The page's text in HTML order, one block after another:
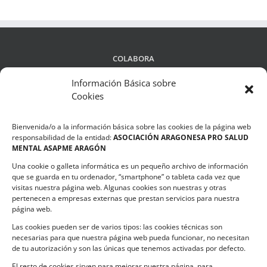
Información Básica sobre
Cookies
Bienvenida/o a la información básica sobre las cookies de la página web
responsabilidad de la entidad:ASOCIACIÓN ARAGONESA PRO SALUD
MENTAL ASAPME ARAGÓN
Una cookie o galleta informática es un pequeño archivo de información
que se guarda en tu ordenador, “smartphone” o tableta cada vez que
visitas nuestra página web. Algunas cookies son nuestras y otras
pertenecen a empresas externas que prestan servicios para nuestra
página web.
Las cookies pueden ser de varios tipos: las cookies técnicas son
necesarias para que nuestra página web pueda funcionar, no necesitan
de tu autorización y son las únicas que tenemos activadas por defecto.
COLABORA
Política de privacidad
Compromiso de Protección de Datos
Política de Cookies
CONTACTO
C/ Ciudadela s/n. Parque Delicias.